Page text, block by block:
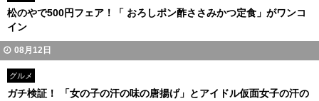
松のやで500円フェア！「 おろしポン酢ささみかつ定食」がワンコ
イン
08月12日
グルメ
ガチ検証！ 「女の子の汗の味の唐揚げ」とアイドル仮面女子の汗の